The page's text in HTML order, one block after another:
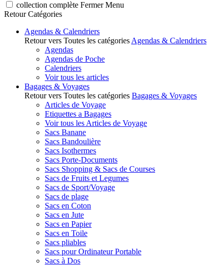
collection complète Fermer Menu
Retour Catégories
Agendas & Calendriers
Retour vers Toutes les catégories Agendas & Calendriers
Agendas
Agendas de Poche
Calendriers
Voir tous les articles
Bagages & Voyages
Retour vers Toutes les catégories Bagages & Voyages
Articles de Voyage
Etiquettes a Bagages
Voir tous les Articles de Voyage
Sacs Banane
Sacs Bandoulière
Sacs Isothermes
Sacs Porte-Documents
Sacs Shopping & Sacs de Courses
Sacs de Fruits et Legumes
Sacs de Sport/Voyage
Sacs de plage
Sacs en Coton
Sacs en Jute
Sacs en Papier
Sacs en Toile
Sacs pliables
Sacs pour Ordinateur Portable
Sacs à Dos